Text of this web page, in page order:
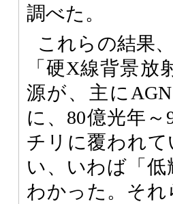
調べた。
これらの結果
「硬X線背景
源が、主に
に、80億光年
チリに覆われ
い、いわば「
わかった。そ